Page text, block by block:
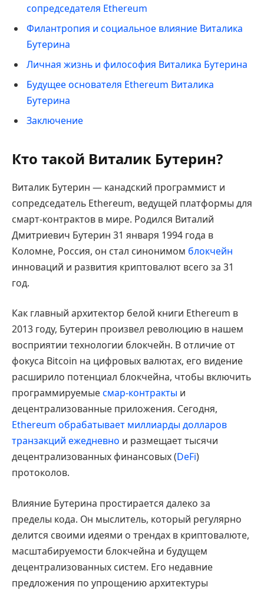
сопредседателя Ethereum
Филантропия и социальное влияние Виталика
Бутерина
Личная жизнь и философия Виталика Бутерина
Будущее основателя Ethereum Виталика
Бутерина
Заключение
Кто такой Виталик Бутерин?
Виталик Бутерин — канадский программист и
сопредседатель Ethereum, ведущей платформы для
смарт-контрактов в мире. Родился Виталий
Дмитриевич Бутерин 31 января 1994 года в
Коломне, Россия, он стал синонимом блокчейн
инноваций и развития криптовалют всего за 31
год.
Как главный архитектор белой книги Ethereum в
2013 году, Бутерин произвел революцию в нашем
восприятии технологии блокчейн. В отличие от
фокуса Bitcoin на цифровых валютах, его видение
расширило потенциал блокчейна, чтобы включить
программируемыесмар-контракты и
децентрализованные приложения. Сегодня,
Ethereum обрабатывает миллиарды долларов
транзакций ежедневно и размещает тысячи
децентрализованных финансовых (DeFi)
протоколов.
Влияние Бутерина простирается далеко за
пределы кода. Он мыслитель, который регулярно
делится своими идеями о трендах в криптовалюте,
масштабируемости блокчейна и будущем
децентрализованных систем. Его недавние
предложения по упрощению архитектуры